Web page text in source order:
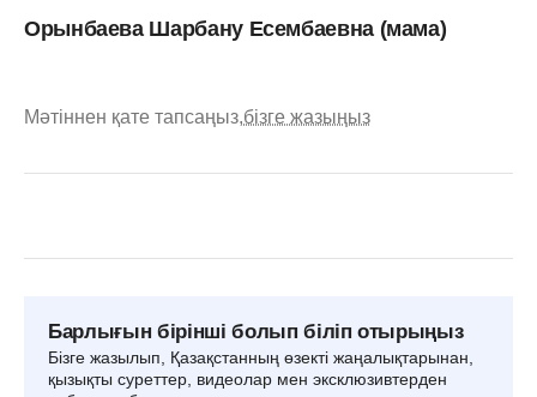
Орынбаева Шарбану Есембаевна (мама)
Мәтіннен қате тапсаңыз,бізге жазыңыз
Барлығын бірінші болып біліп отырыңыз
Бізге жазылып, Қазақстанның өзекті жаңалықтарынан,
қызықты суреттер, видеолар мен эксклюзивтерден